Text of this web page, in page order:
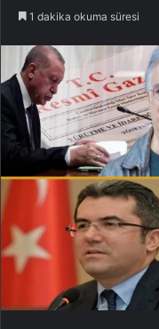
1 dakika okuma süresi